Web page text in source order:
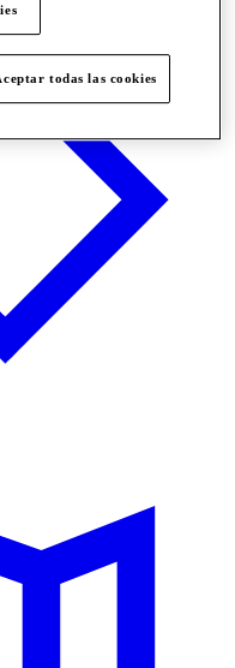
todas las cookies